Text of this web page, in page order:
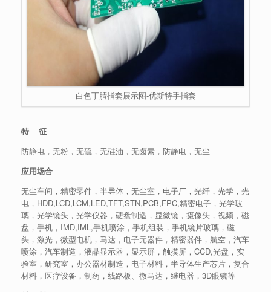
白色丁腈指套展示图-优斯特手指套
特 征
防静电，无粉，无硫，无硅油，无卤素，防静电，无尘
应用场合
无尘车间，精密零件，半导体，无尘室，电子厂，光纤，光学，光
电，HDD,LCD,LCM,LED,TFT,STN,PCB,FPC,精密电子，光学玻
璃，光学镜头，光学仪器，硬盘制造，显微镜，摄像头，视频，磁
盘，手机，IMD,IML,手机喷涂，手机组装，手机镜片玻璃，磁
头，激光，微型电机，马达，电子元器件，精密器件，航空，汽车
喷涂，汽车制造，液晶显示器，显示屏，触摸屏，CCD,光盘，实
验室，研究室，办公器材制造，电子材料，半导体生产芯片，复合
材料，医疗设备，制药，线路板、微马达，继电器，3D眼镜等